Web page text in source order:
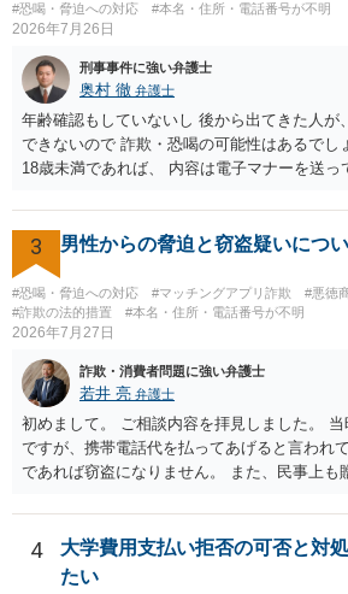
#恐喝・脅迫への対応
#本名・住所・電話番号が不明
2026年7月26日
刑事事件に強い弁護士
奥村 徹 弁護士
年齢確認もしていないし 後から出てきた人が
できないので 詐欺・恐喝の可能性はあるでし
18歳未満であれば、 内容は電子マナーを送っ
画の尺は10分ほど、服を着たままで胸を触っ
して、要求された金額(1000円程度)の電子マ
した。 そこから、撮影するまで暇なので顔の
欲しい、住んでいる都道府県と区を教えてと
言ったやり取りをしていました。 というやり
（わいせつ行為）の疑いがあります。18歳未
能です。
3 男性からの脅迫と窃盗疑いにつ
#恐喝・脅迫への対応 #マッチングアプリ詐欺 #悪徳
#詐欺の法的措置
#本名・住所・電話番号が不明
2026年7月27日
詐欺・消費者問題に強い弁護士
若井 亮 弁護士
初めまして。 ご相談内容を拝見しました。
ですが、携帯電話代を払ってあげると言われ
であれば窃盗になりません。 また、民事上も
ず、可能であればブロックをするようにして
ば、最寄りの警察署に相談をしても良いかも
考になれば幸いです。
4
大学費用支払い拒否の可否と対
たい